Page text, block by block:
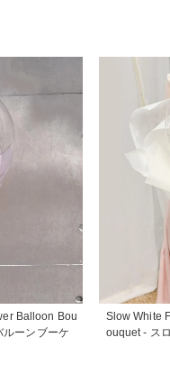
Balloon Bou
ーンブーケ
Slow White
ouquet - ス